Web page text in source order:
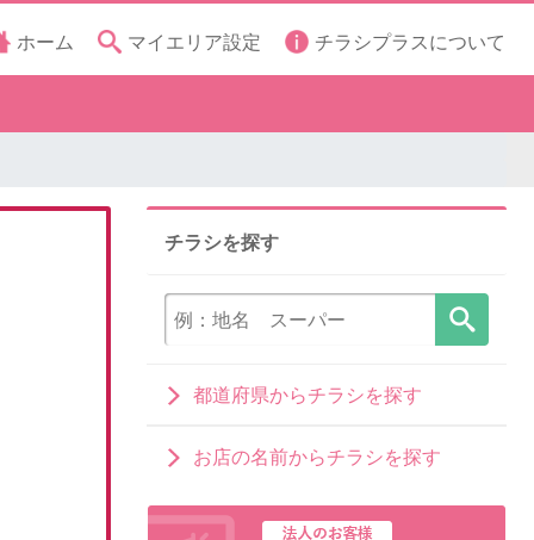
ホーム マイエリア設定 チラシプラスについて
チラシを探す
都道府県からチラシを探す
お店の名前からチラシを探す